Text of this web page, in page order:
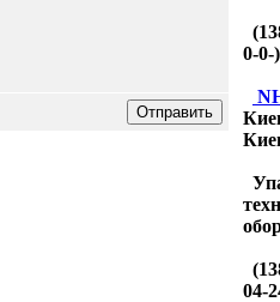
(
0-0-)
(
04-